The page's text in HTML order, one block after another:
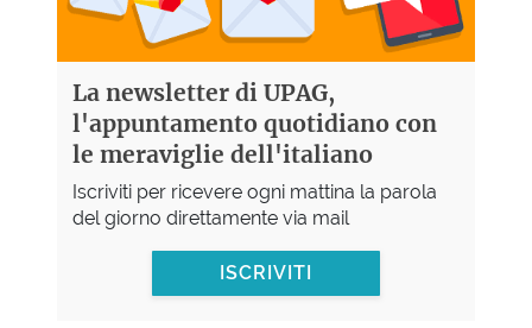
La newsletter di UPAG,
l'appuntamento quotidiano con
le meraviglie dell'italiano
Iscriviti per ricevere ogni mattina la parola
del giorno direttamente via mail
ISCRIVITI